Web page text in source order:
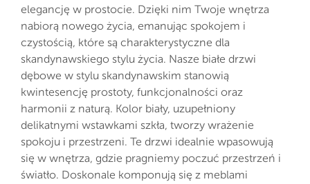
elegancję w prostocie. Dzięki nim Twoje wnętrza
nabiorą nowego życia, emanując spokojem i
czystością, które są charakterystyczne dla
skandynawskiego stylu życia. Nasze białe drzwi
dębowe w stylu skandynawskim stanowią
kwintesencję prostoty, funkcjonalności oraz
harmonii z naturą. Kolor biały, uzupełniony
delikatnymi wstawkami szkła, tworzy wrażenie
spokoju i przestrzeni. Te drzwi idealnie wpasowują
się w wnętrza, gdzie pragniemy poczuć przestrzeń i
światło. Doskonale komponują się z meblami